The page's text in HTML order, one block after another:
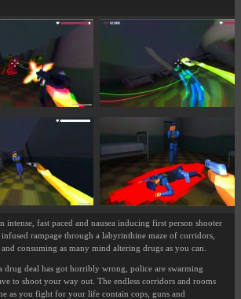
intense, fast paced and nausea inducing first person shooter
rampage through a labyrinthine maze of corridors,
consuming as many mind altering drugs as you can.
drug deal has got horribly wrong, police are swarming
to shoot your way out. The endless corridors and rooms
as you fight for your life contain cops, guns and